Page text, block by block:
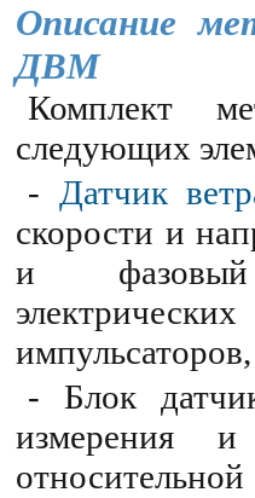
Описание
ДВМ
Комплект
следующих
- Датчик
скорости и
и фазовый
- Блок
измерения и